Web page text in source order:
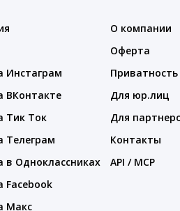
Инстаграм
ВКонтакте
Тик Ток
Телеграм
в Одноклассниках
Facebook
Макс
О компании
Оферта
Приватность
Для юр.лиц
Для
Контакты
API / MCP